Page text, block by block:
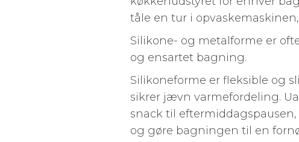
tåle en tur i
Silikone- og metalforme er
og ensartet bagning.
Silikoneforme er fleksible og
sikrer jævn varmefordeling.
snack til
og gøre bagningen til en